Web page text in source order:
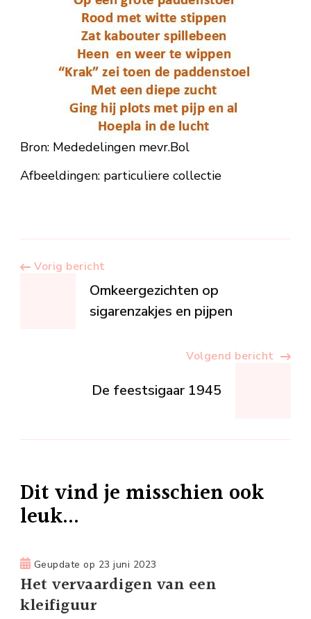
Bron: Mededelingen mevr.Bol
Afbeeldingen: particuliere collectie
Berichtnavigatie
Vorig bericht
Omkeergezichten op
sigarenzakjes en pijpen
Volgend bericht
De feestsigaar 1945
Dit vind je misschien ook
leuk...
Geupdate op 23 juni 2023
Het vervaardigen van een
kleifiguur